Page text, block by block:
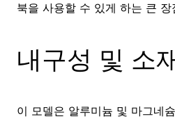
북을 사용할 수 있게 하는 큰 장
내구성 및 소
이 모델은 알루미늄 및 마그네